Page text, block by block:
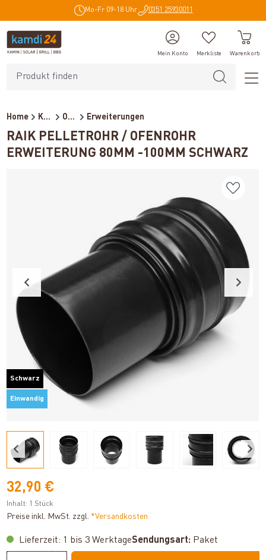
Mo-Fr 09-18 Uhr 0351 25930011
Mein Konto Merkliste Warenkorb
Home Kaminzubehör Ofenrohre für Pelletöfen Erweiterungen
RAIK PELLETROHR / OFENROHR
ERWEITERUNG 80MM -100MM SCHWARZ
Schwarz
Einwandig
32,90 €
Inhalt: 1 Stück
Preise inkl. MwSt. zzgl. *Versandkosten
Lieferzeit: 1 bis 3 WerktageSendungsart: Paket